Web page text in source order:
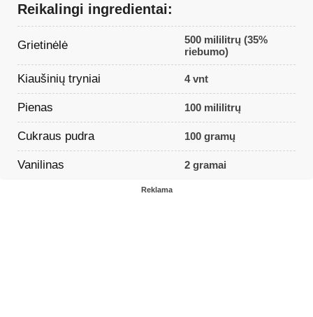
Reikalingi ingredientai:
Grietinėlė
500 mililitrų (35%
riebumo)
Kiaušinių tryniai 4 vnt
Pienas 100 mililitrų
Cukraus pudra 100 gramų
Vanilinas 2 gramai
Reklama